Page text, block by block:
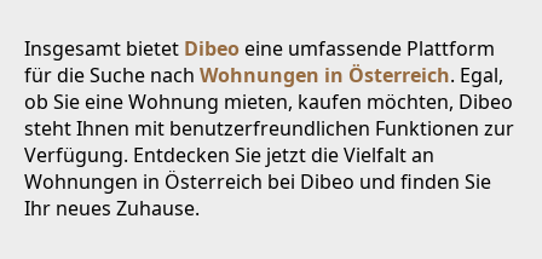
Insgesamt bietet Dibeoeine umfassende Plattform
für die Suche nach Wohnungen in Österreich. Egal,
ob Sie eine Wohnung mieten, kaufen möchten, Dibeo
steht Ihnen mit benutzerfreundlichen Funktionen zur
Verfügung. Entdecken Sie jetzt die Vielfalt an
Wohnungen in Österreich bei Dibeo und finden Sie
Ihr neues Zuhause.